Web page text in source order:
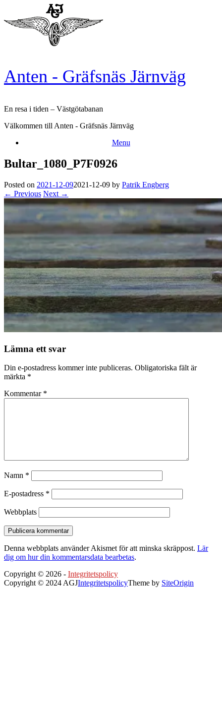
content
Anten - Gräfsnäs Järnväg
En resa i tiden – Västgötabanan
Välkommen till Anten - Gräfsnäs Järnväg
Menu
Bultar_1080_P7F0926
Posted on 2021-12-092021-12-09 by Patrik Engberg
← Previous Next →
Lämna ett svar
Din e-postadress kommer inte publiceras. Obligatoriska fält är
märkta *
Kommentar *
Namn *
E-postadress *
Webbplats
Denna webbplats använder Akismet för att minska skräppost. Lär
dig om hur din kommentarsdata bearbetas.
Copyright © 2026 - Integritetspolicy
Copyright © 2024 AGJIntegritetspolicyTheme by SiteOrigin